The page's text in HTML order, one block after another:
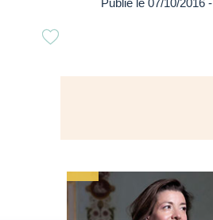
Publié le 07/10/2016 -